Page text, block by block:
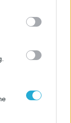
below Google